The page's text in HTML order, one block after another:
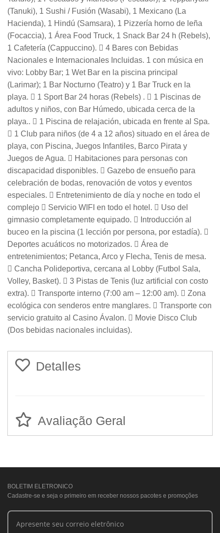
(Tanuki), 1 Sushi / Fusión (Wasabi), 1 Mexicano (La
Hacienda), 1 Hindú (Samsara), 1 Pizzería horno de leña
(Focaccia), 1 Área Food Truck, 1 Snack Bar 24 h (Rebels),
1 Cafetería (Cappuccino).  4 Bares con Bebidas
Nacionales e Internacionales Incluidas. 1 con música en
vivo: Lobby Bar; 1 Wet Bar en la piscina principal
(Larimar); 1 Bar Nocturno (Teatro) y 1 Bar Truck en la
playa.  1 Sport Bar 24 horas (Rebels) .  1 Piscinas de
adultos y niños, con Bar Húmedo, ubicada cerca de la
playa..  1 Piscina de relajación, ubicada en frente al Spa.
 1 Club para niños (de 4 a 12 años) situado en el área de
playa, con Piscina, Juegos Infantiles, Barco Pirata y
Juegos de Agua.  Habitaciones para personas con
discapacidad disponibles.  Gazebo de ensueño para
celebración de bodas, renovación de votos y eventos
especiales.  Entretenimiento de día y noche en todo el
complejo  Servicio WIFI en todo el hotel.  Uso del
gimnasio completamente equipado.  Introducción al
buceo en la piscina (1 lección por persona, por estadía). 
Deportes acuáticos no motorizados.  Área de
entretenimientos; Petanca, Arco y Flecha, Tenis de mesa.
 Cancha Polideportiva, cercana al Lobby (Futbol Sala,
Volley, Basket).  3 Pistas de Tenis (luz artificial con costo
extra).  Transporte interno (7:00 am – 12:00 am).  Zona
ecológica con senderos entre manglares.  Transporte con
servicio gratuito al Casino Ávalon.  Movie Disco Club
(Dos bebidas nacionales incluidas).
Detalles
Avaliação Geral
BOLETIM ELETRONICO
Cadastre-se e seja o primeiro em receber nossos pacotes e promoções